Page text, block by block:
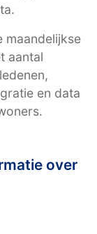
maandelijkse
aantal
en data
over